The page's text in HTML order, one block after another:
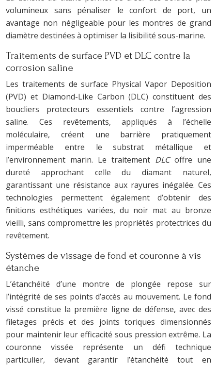
volumineux sans pénaliser le confort de port, un
avantage non négligeable pour les montres de grand
diamètre destinées à optimiser la lisibilité sous-marine.
Traitements de surface PVD et DLC contre la
corrosion saline
Les traitements de surface Physical Vapor Deposition
(PVD) et Diamond-Like Carbon (DLC) constituent des
boucliers protecteurs essentiels contre l’agression
saline. Ces revêtements, appliqués à l’échelle
moléculaire, créent une barrière pratiquement
imperméable entre le substrat métallique et
l’environnement marin. Le traitement DLC offre une
dureté approchant celle du diamant naturel,
garantissant une résistance aux rayures inégalée. Ces
technologies permettent également d’obtenir des
finitions esthétiques variées, du noir mat au bronze
vieilli, sans compromettre les propriétés protectrices du
revêtement.
Systèmes de vissage de fond et couronne à vis
étanche
L’étanchéité d’une montre de plongée repose sur
l’intégrité de ses points d’accès au mouvement. Le fond
vissé constitue la première ligne de défense, avec des
filetages précis et des joints toriques dimensionnés
pour maintenir leur efficacité sous pression extrême. La
couronne vissée représente un défi technique
particulier, devant garantir l’étanchéité tout en